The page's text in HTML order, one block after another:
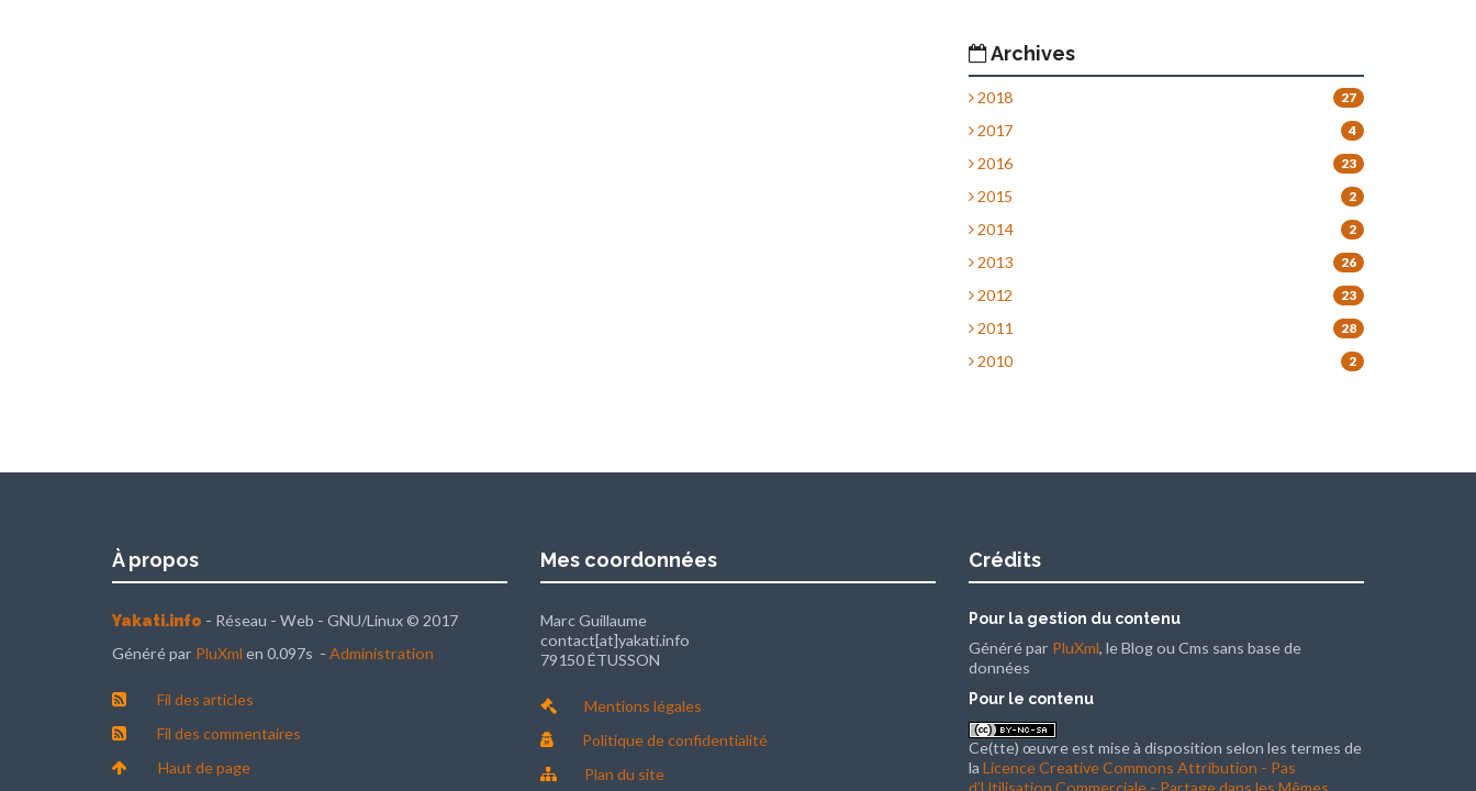
Archives
2018 27
2017 4
2016 23
2015 2
2014 2
2013 26
2012 23
2011 28
2010 2
À propos
Yakati.info - Réseau - Web - GNU/Linux © 2017
Généré par PluXml en 0.097s - Administration
Fil des articles
Fil des commentaires
Haut de page
Mes coordonnées
Marc Guillaume
contact[at]yakati.info
79150 ÉTUSSON
Mentions légales
Politique de confidentialité
Plan du site
Crédits
Pour la gestion du contenu
Généré par PluXml, le Blog ou Cms sans base de
données
Pour le contenu
Ce(tte) œuvre est mise à disposition selon les termes de
la Licence Creative Commons Attribution - Pas